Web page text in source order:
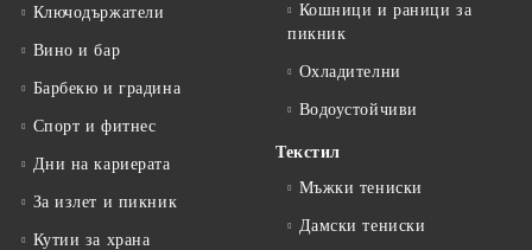
Ключодържатели
Вино и бар
Барбекю и градина
Спорт и фитнес
Дни на кариерата
За излет и пикник
Кутии за храна
Кошници и раници за
пикник
Охладителни
Водоустойчиви
Текстил
Мъжки тениски
Дамски тениски